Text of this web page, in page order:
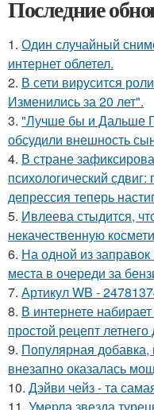
Последние
1. Один случайный
интернет облетел.
2. В сети вирусится
Изменились за 20 лет".
3. "Лучше бы и Дальше
обсудили внешность
4. В стране
психологический
депрессия теперь
5. Ивлеева стыдится,
некачественную
6. На одной из
места в очереди за
7. Артикул WB -
8. В интернете
простой рецепт летнего
9. Популярная добавка,
внезапно оказалась
10. Дэйви чейз - та